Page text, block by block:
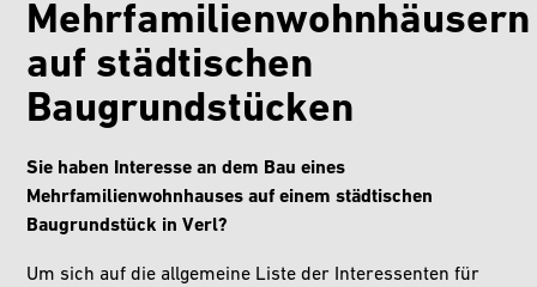
Mehrfamilienwohnhäusern
auf städtischen
Baugrundstücken
Sie haben Interesse an dem Bau eines
Mehrfamilienwohnhauses auf einem städtischen
Baugrundstück in Verl?
Um sich auf die allgemeine Liste der Interessenten für